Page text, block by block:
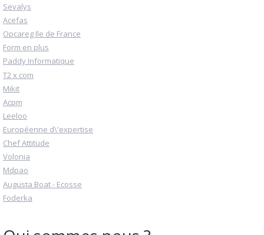
Sevalys
Acefas
Opcareg Ile de France
Form en plus
Paddy Informatique
T2 x com
Mikit
Acpm
Leeloo
Européenne d\'expertise
Chef Attitude
Volonia
Mdpao
Augusta Boat - Ecosse
Foderka